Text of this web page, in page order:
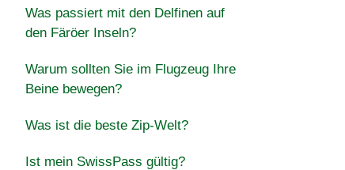
Was passiert mit den Delfinen auf
den Färöer Inseln?
Warum sollten Sie im Flugzeug Ihre
Beine bewegen?
Was ist die beste Zip-Welt?
Ist mein SwissPass gültig?